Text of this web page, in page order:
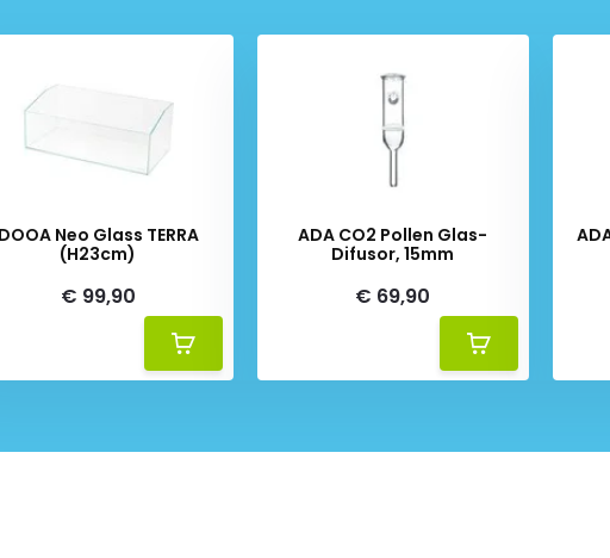
DOOA Neo Glass TERRA
(H23cm)
€ 99,90
ADA CO2 Pollen Glas-
Difusor, 15mm
€ 69,90